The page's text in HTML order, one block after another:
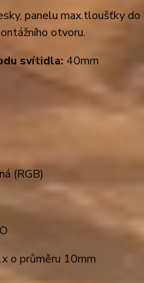
panelu max.tloušťky
otvoru.
svítidla: 40mm
(RGB)
o průměru 10mm